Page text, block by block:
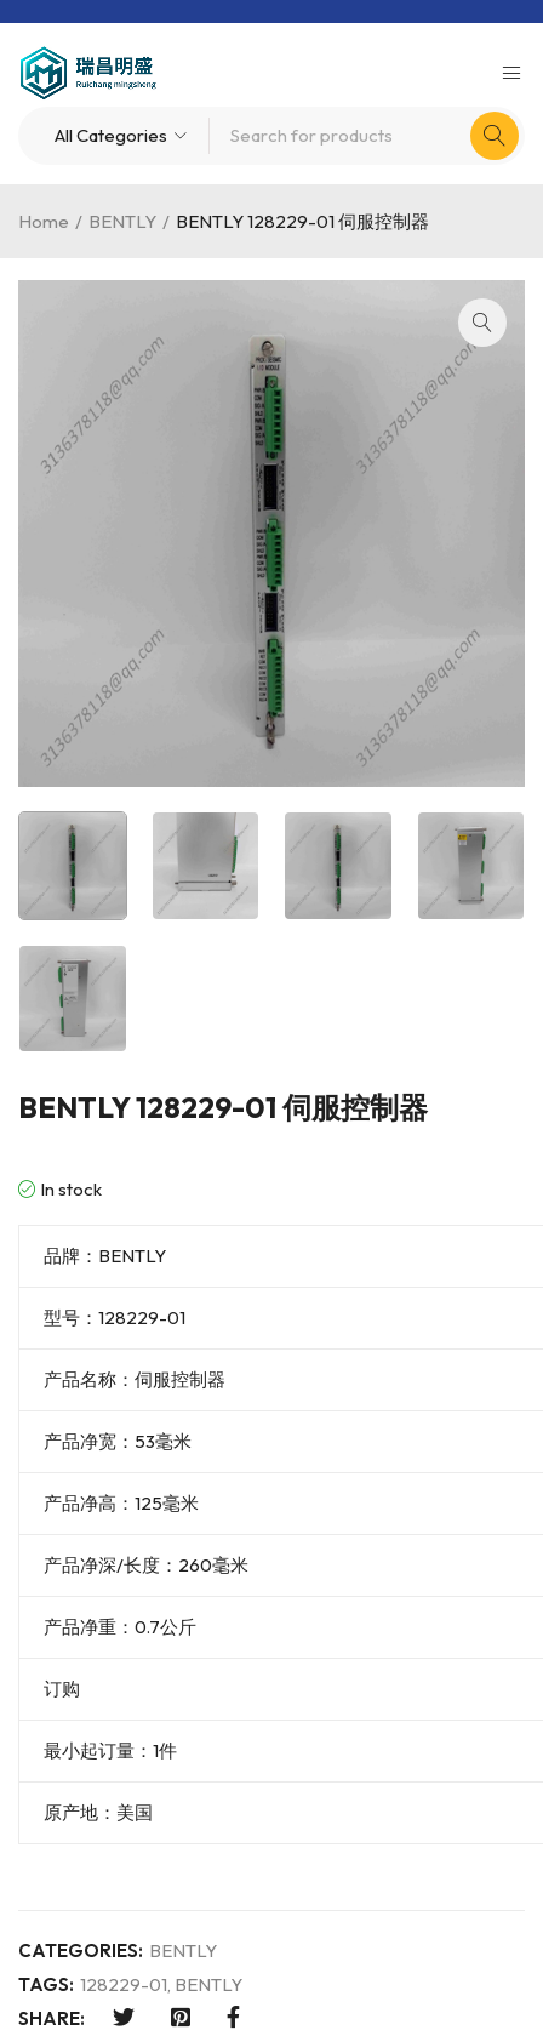
Home / BENTLY / BENTLY 128229-01 伺服控制器
BENTLY 128229-01 伺服控制器
In stock
品牌：BENTLY
型号：128229-01
产品名称：伺服控制器
产品净宽：53毫米
产品净高：125毫米
产品净深/长度：260毫米
产品净重：0.7公斤
订购
最小起订量：1件
原产地：美国
CATEGORIES: BENTLY
TAGS: 128229-01, BENTLY
SHARE: